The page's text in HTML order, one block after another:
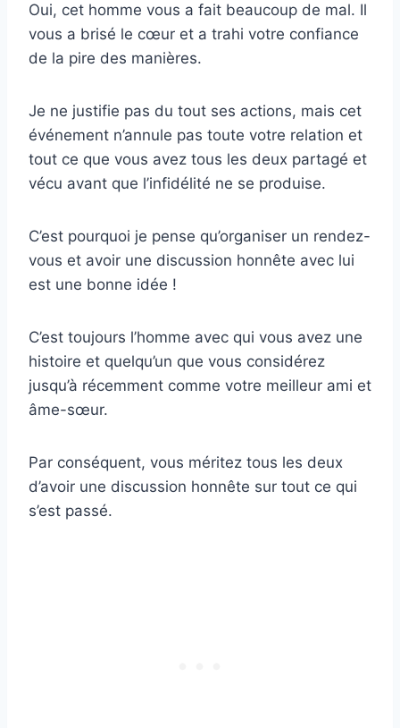
Oui, cet homme vous a fait beaucoup de mal. Il
vous a brisé le cœur et a trahi votre confiance
de la pire des manières.
Je ne justifie pas du tout ses actions, mais cet
événement n’annule pas toute votre relation et
tout ce que vous avez tous les deux partagé et
vécu avant que l’infidélité ne se produise.
C’est pourquoi je pense qu’organiser un rendez-
vous et avoir une discussion honnête avec lui
est une bonne idée !
C’est toujours l’homme avec qui vous avez une
histoire et quelqu’un que vous considérez
jusqu’à récemment comme votre meilleur ami et
âme-sœur.
Par conséquent, vous méritez tous les deux
d’avoir une discussion honnête sur tout ce qui
s’est passé.